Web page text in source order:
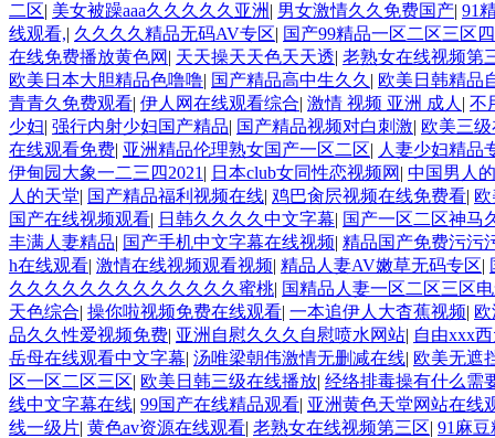
二区| 美女被躁aaa久久久久久亚洲 | 男女激情久久免费国产| 91
线观看,| 久久久久精品无码AV专区| 国产99精品一区二区三区
在线免费播放黄色网 | 天天操天天色天天透| 老熟女在线视频第
欧美日本大胆精品色噜噜| 国产精品高中生久久 | 欧美日韩精品
青青久免费观看| 伊人网在线观看综合| 激情 视频 亚洲 成人 | 不
少妇| 强行内射少妇国产精品| 国产精品视频对白刺激| 欧美三
在线观看免费| 亚洲精品伦理熟女国产一区二区| 人妻少妇精品
伊甸园大象一二三四2021 | 日本club女同性恋视频网 | 中国男人
人的天堂| 国产精品福利视频在线| 鸡巴肏屄视频在线免费看|
国产在线视频观看| 日韩久久久久中文字幕| 国产一区二区神马
丰满人妻精品| 国产手机中文字幕在线视频| 精品国产免费污污
h在线观看| 激情在线视频观看视频| 精品人妻AV嫩草无码专区|
久久久久久久久久久久久久久蜜桃| 国精品人妻一区二区三区
天色综合| 操你啦视频免费在线观看| 一本追伊人大杳蕉视频|
品久久性爱视频免费| 亚洲自慰久久久自慰喷水网站| 自由xxx
岳母在线观看中文字幕| 汤唯梁朝伟激情无删减在线| 欧美无遮
区一区二区三区| 欧美日韩三级在线播放| 经络排毒操有什么需
线中文字幕在线| 99国产在线精品观看| 亚洲黄色天堂网站在线
线一级片| 黄色av资源在线观看| 老熟女在线视频第三区| 91麻